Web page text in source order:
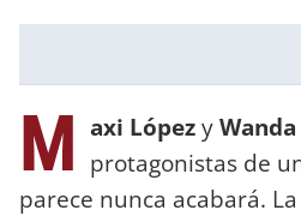
M axi Lópezy
protagonistas de
parece nunca acabará.